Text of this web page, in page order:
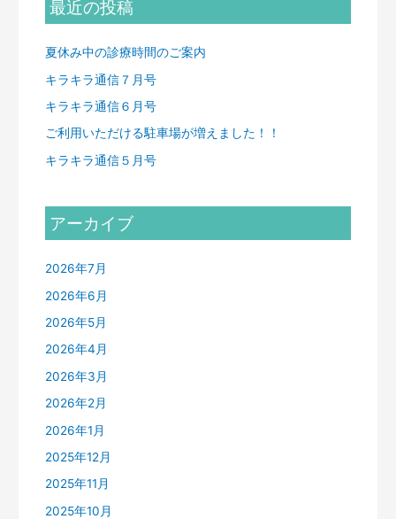
最近の投稿
夏休み中の診療時間のご案内
キラキラ通信７月号
キラキラ通信６月号
ご利用いただける駐車場が増えました！！
キラキラ通信５月号
アーカイブ
2026年7月
2026年6月
2026年5月
2026年4月
2026年3月
2026年2月
2026年1月
2025年12月
2025年11月
2025年10月